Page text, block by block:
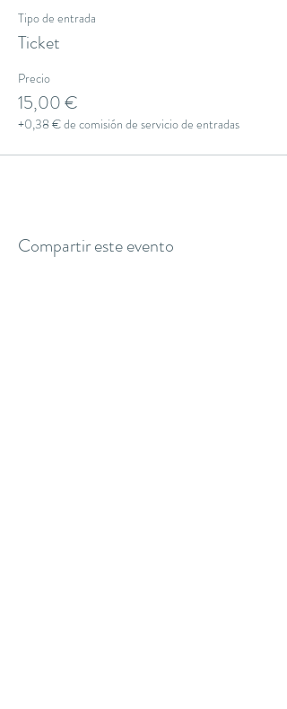
Tipo de entrada
Ticket
Precio
15,00 €
+0,38 € de comisión de servicio de entradas
Compartir este evento